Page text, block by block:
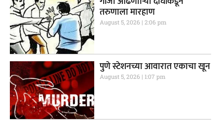
तरुणाला मारहाण
August 5, 2026 2:06 pm
पुणे स्टेशनच्या आवारात एकाचा खून
August 5, 2026 1:07 pm